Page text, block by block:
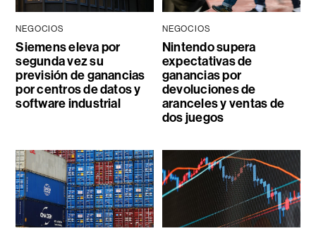
NEGOCIOS
Siemens eleva por
segunda vez su
previsión de ganancias
por centros de datos y
software industrial
NEGOCIOS
Nintendo supera
expectativas de
ganancias por
devoluciones de
aranceles y ventas de
dos juegos